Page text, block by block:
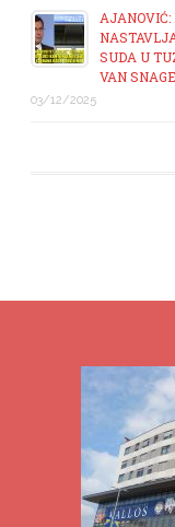
SUDA U
VAN SNAGE
03/12/2025